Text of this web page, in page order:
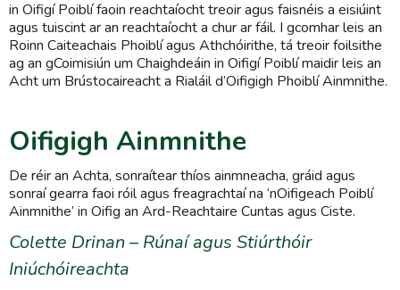
in Oifigí Poiblí faoin reachtaíocht treoir agus faisnéis a eisiúint
agus tuiscint ar an reachtaíocht a chur ar fáil. I gcomhar leis an
Roinn Caiteachais Phoiblí agus Athchóirithe, tá treoir foilsithe
ag an gCoimisiún um Chaighdeáin in Oifigí Poiblí maidir leis an
Acht um Brústocaireacht a Rialáil d’Oifigigh Phoiblí Ainmnithe.
Oifigigh Ainmnithe
De réir an Achta, sonraítear thíos ainmneacha, gráid agus
sonraí gearra faoi róil agus freagrachtaí na ‘nOifigeach Poiblí
Ainmnithe’ in Oifig an Ard-Reachtaire Cuntas agus Ciste.
Colette Drinan – Rúnaí agus Stiúrthóir
Iniúchóireachta